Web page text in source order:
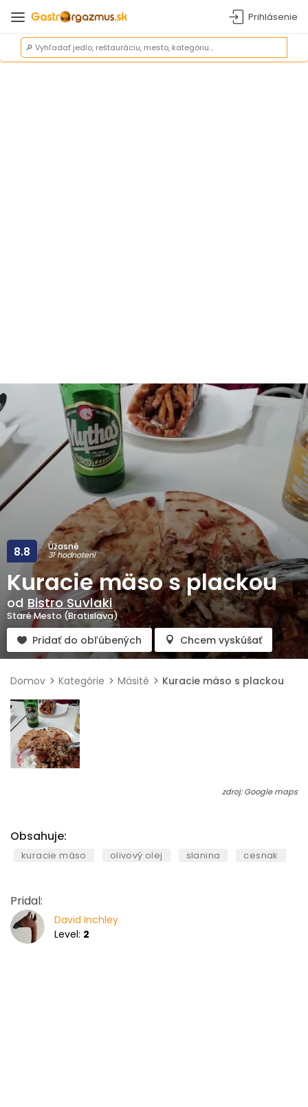
Prihlásenie
Úžasné
31 hodnotení
8.8
Kuracie mäso s plackou
od Bistro Suvlaki
Staré Mesto (Bratislava)
Pridať do obľúbených Chcem vyskúšať
Domov Kategórie Mäsité Kuracie mäso s plackou
zdroj: Google maps
Obsahuje:
kuracie mäso olivový olej slanina cesnak
Pridal:
David Inchley
Level: 2